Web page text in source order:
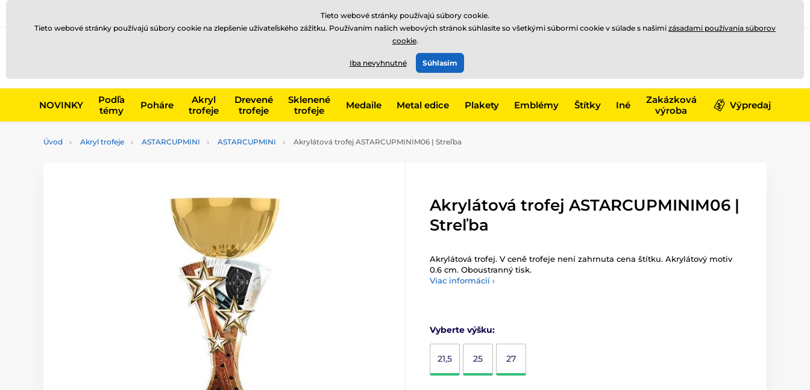
EUR
+421220255160
NOVINKY
Podľa
témy
Poháre
Akryl
trofeje
Drevené
trofeje
Sklenené
trofeje
Medaile Metal edice Plakety Emblémy Štítky Iné
Zakázková
výroba
Výpredaj
Úvod Akryl trofeje ASTARCUPMINI ASTARCUPMINI Akrylátová trofej ASTARCUPMINIM06 | Streľba
Akrylátová trofej ASTARCUPMINIM06 |
Streľba
Akrylátová trofej. V ceně trofeje není zahrnuta cena štítku. Akrylátový motiv
0.6 cm. Oboustranný tisk.
Viac informácií ›
Vyberte výšku:
21,5 25 27
Tieto webové stránky používajú súbory cookie.
Tieto webové stránky používajú súbory cookie na zlepšenie užívateľského zážitku. Používaním našich webových stránok súhlasíte so všetkými súbormi cookie v súlade s našimi zásadami používania súborov
cookie.
Iba nevyhnutné Súhlasím